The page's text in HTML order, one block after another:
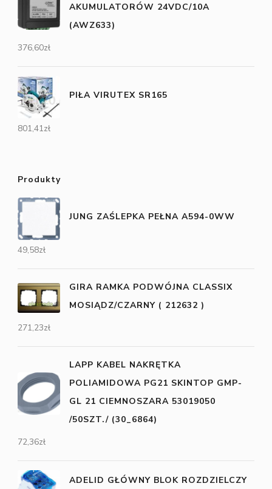
AKUMULATORÓW 24VDC/10A
(AWZ633)
376,60zł
PIŁA VIRUTEX SR165
801,41zł
Produkty
JUNG ZAŚLEPKA PEŁNA A594-0WW
49,58zł
GIRA RAMKA PODWÓJNA CLASSIX
MOSIĄDZ/CZARNY ( 212632 )
271,23zł
LAPP KABEL NAKRĘTKA
POLIAMIDOWA PG21 SKINTOP GMP-
GL 21 CIEMNOSZARA 53019050
/50SZT./ (30_6864)
72,36zł
ADELID GŁÓWNY BLOK ROZDZIELCZY